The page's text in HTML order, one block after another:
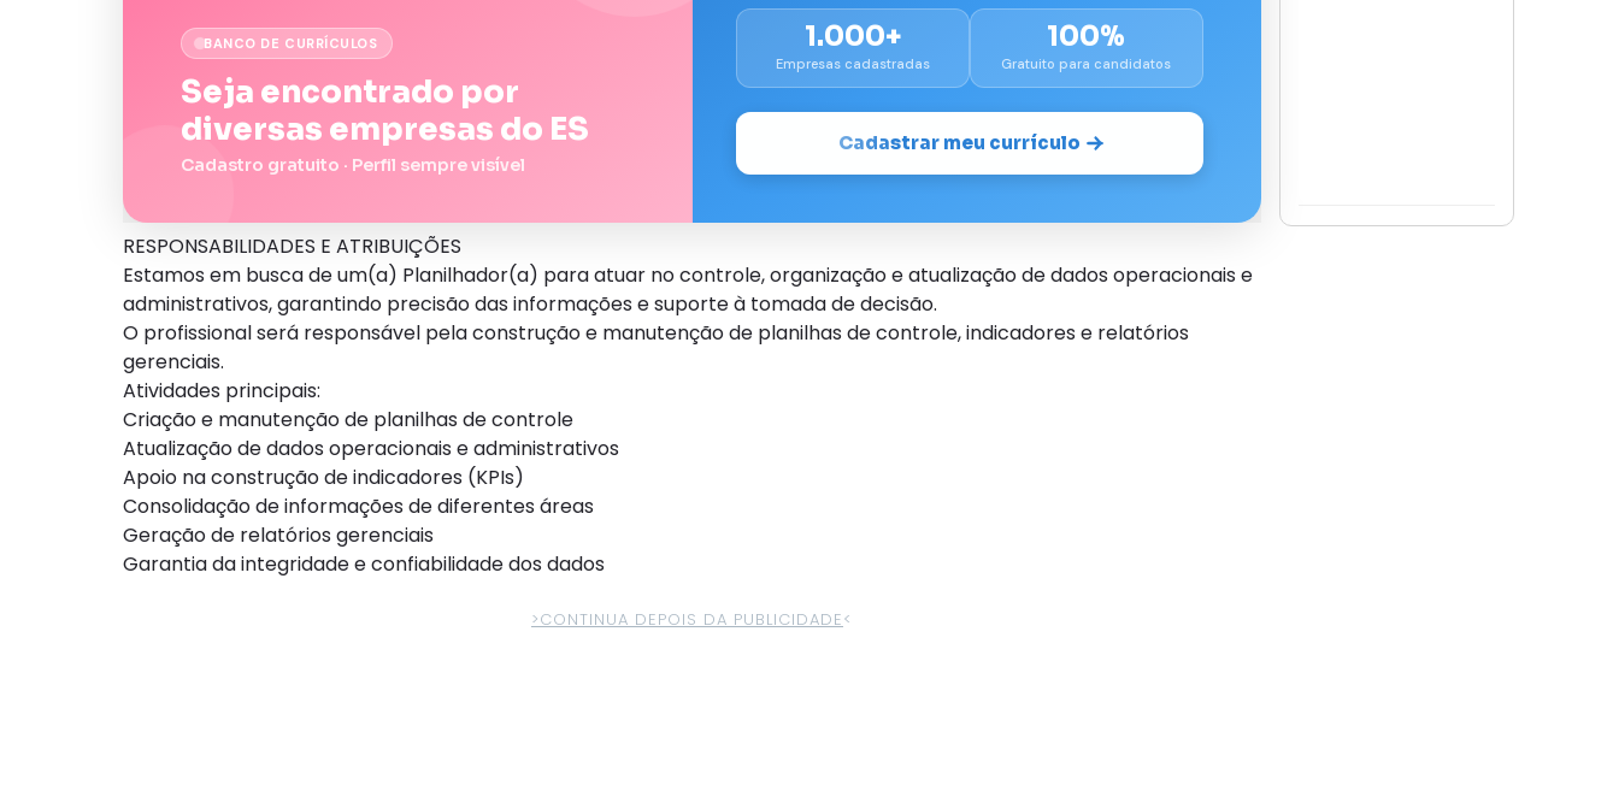
BANCO DE CURRÍCULOS
Seja encontrado por
diversas empresas do ES
Cadastro gratuito · Perfil sempre visível
1.000+
Empresas cadastradas
100%
Gratuito para candidatos
Cadastrar meu currículo
RESPONSABILIDADES E ATRIBUIÇÕES
Estamos em busca de um(a) Planilhador(a) para atuar no controle, organização e atualização de dados operacionais e
administrativos, garantindo precisão das informações e suporte à tomada de decisão.
O profissional será responsável pela construção e manutenção de planilhas de controle, indicadores e relatórios
gerenciais.
Atividades principais:
Criação e manutenção de planilhas de controle
Atualização de dados operacionais e administrativos
Apoio na construção de indicadores (KPIs)
Consolidação de informações de diferentes áreas
Geração de relatórios gerenciais
Garantia da integridade e confiabilidade dos dados
>CONTINUA DEPOIS DA PUBLICIDADE<